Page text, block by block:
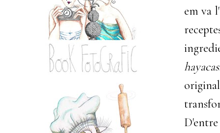
em va
hayacas